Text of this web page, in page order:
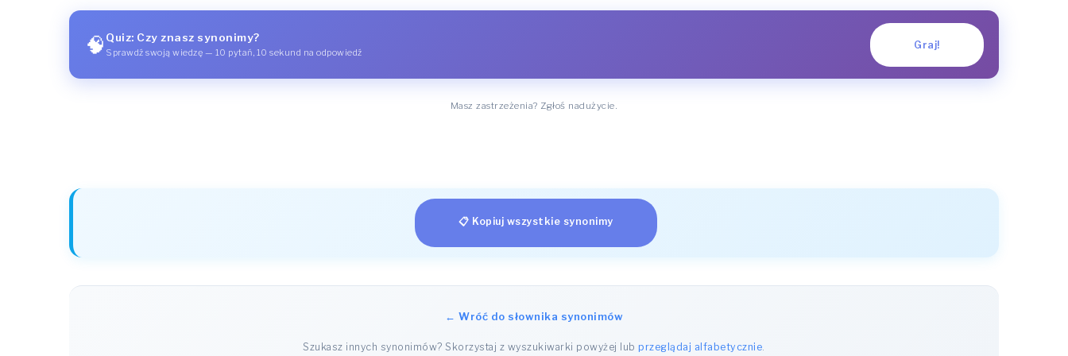
🧠 Quiz: Czy znasz synonimy?
Sprawdź swoją wiedzę — 10 pytań, 10 sekund na odpowiedź
Graj!
Masz zastrzeżenia? Zgłoś nadużycie.
📋 Kopiuj wszystkie synonimy
← Wróć do słownika synonimów
Szukasz innych synonimów? Skorzystaj z wyszukiwarki powyżej lubprzeglądaj alfabetycznie.